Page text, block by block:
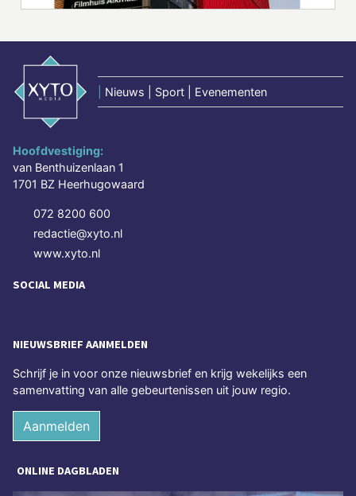
Nieuws | Sport | Evenementen
Hoofdvestiging:
van Benthuizenlaan 1
1701 BZ Heerhugowaard
072 8200 600
redactie@xyto.nl
www.xyto.nl
SOCIAL MEDIA
NIEUWSBRIEF AANMELDEN
Schrijf je in voor onze nieuwsbrief en krijg wekelijks een
samenvatting van alle gebeurtenissen uit jouw regio.
Aanmelden
ONLINE DAGBLADEN